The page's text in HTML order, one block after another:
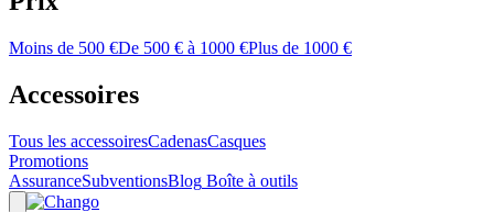
Moins de 500 €De 500 € à 1000 €Plus de 1000 €
Accessoires
Tous les accessoiresCadenasCasques
Promotions
AssuranceSubventionsBlog Boîte à outils